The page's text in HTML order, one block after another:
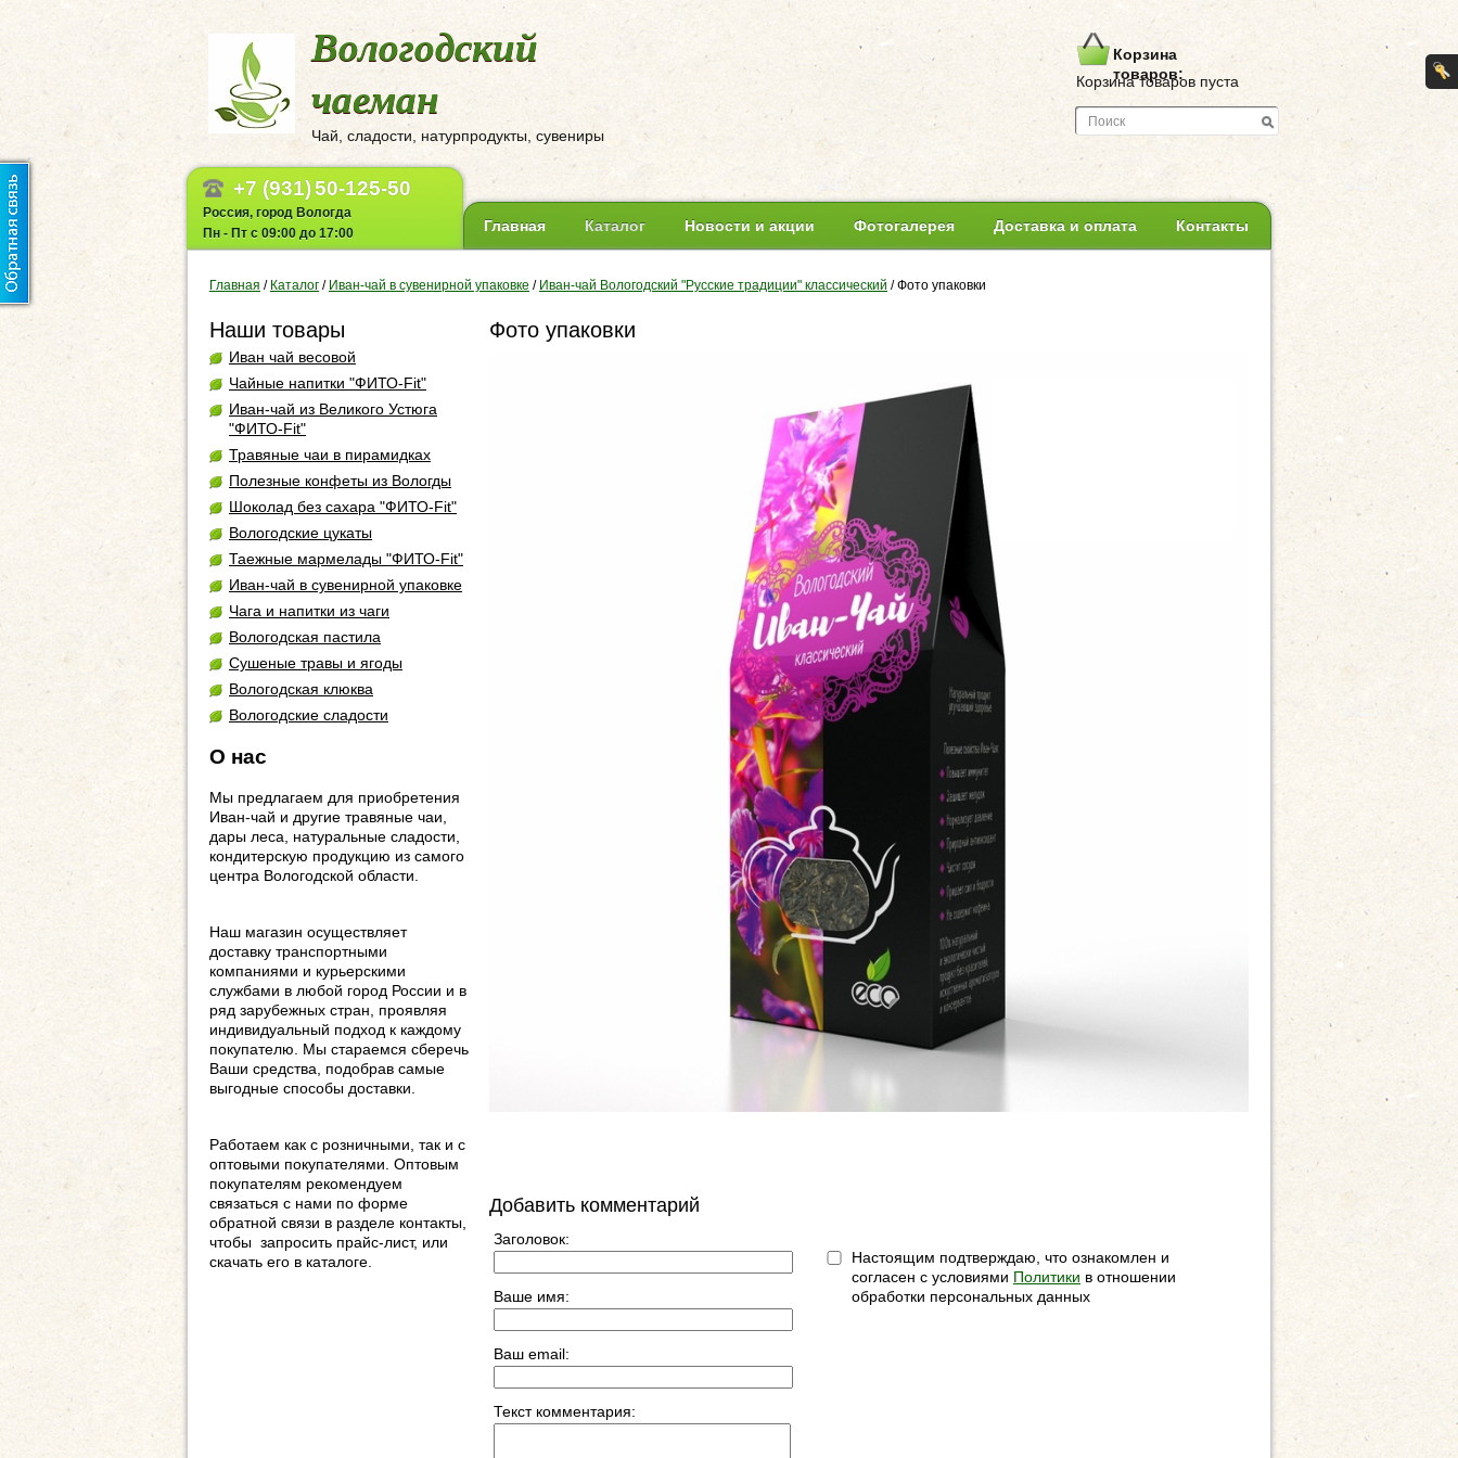
Вологодский
чаеман
Чай, сладости, натурпродукты, сувениры
Корзина
товаров:
Корзина товаров пуста
+7 (931)50-125-50
Россия, город Вологда
Пн - Пт с 09:00 до 17:00
Главная Каталог Новости и акции Фотогалерея Доставка и оплата Контакты
Главная / Каталог / Иван-чай в сувенирной упаковке / Иван-чай Вологодский "Русские традиции" классический / Фото упаковки
Наши товары
Иван чай весовой
Чайные напитки "ФИТО-Fit"
Иван-чай из Великого Устюга
"ФИТО-Fit"
Травяные чаи в пирамидках
Полезные конфеты из Вологды
Шоколад без сахара "ФИТО-Fit"
Вологодские цукаты
Таежные мармелады "ФИТО-Fit"
Иван-чай в сувенирной упаковке
Чага и напитки из чаги
Вологодская пастила
Сушеные травы и ягоды
Вологодская клюква
Вологодские сладости
О нас
Мы предлагаем для приобретения
Иван-чай и другие травяные чаи,
дары леса, натуральные сладости,
кондитерскую продукцию из самого
центра Вологодской области.
Наш магазин осуществляет
доставку транспортными
компаниями и курьерскими
службами в любой город России и в
ряд зарубежных стран, проявляя
индивидуальный подход к каждому
покупателю. Мы стараемся сберечь
Ваши средства, подобрав самые
выгодные способы доставки.
Работаем как с розничными, так и с
оптовыми покупателями. Оптовым
покупателям рекомендуем
связаться с нами по форме
обратной связи в разделе контакты,
чтобы запросить прайс-лист, или
скачать его в каталоге.
Фото упаковки
Добавить комментарий
Заголовок:
Ваше имя:
Ваш email:
Текст комментария:
Настоящим подтверждаю, что ознакомлен и
согласен с условиями Политики в отношении
обработки персональных данных